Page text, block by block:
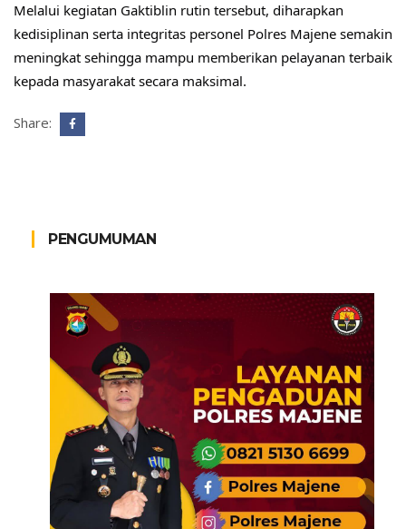
Melalui kegiatan Gaktiblin rutin tersebut, diharapkan
kedisiplinan serta integritas personel Polres Majene semakin
meningkat sehingga mampu memberikan pelayanan terbaik
kepada masyarakat secara maksimal.
Share:
PENGUMUMAN